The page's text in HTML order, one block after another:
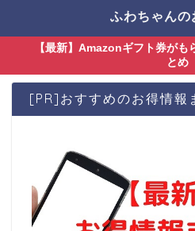
ふわちゃんの
【最新】Amazonギフト券がも
とめ
[PR]おすすめのお得情報